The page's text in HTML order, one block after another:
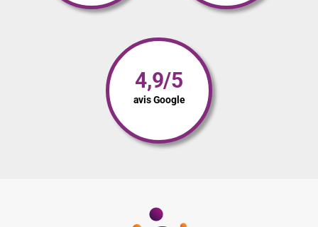
4,9/5
avis Google